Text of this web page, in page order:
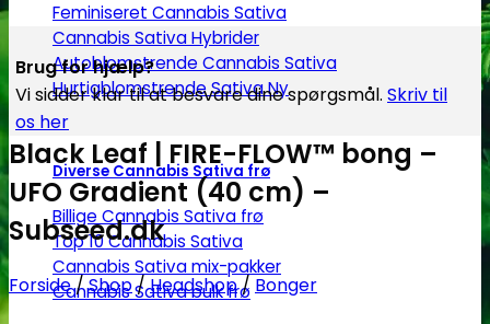
Feminiseret Cannabis Sativa
Cannabis Sativa Hybrider
Autoblomstrende Cannabis Sativa
Hurtigblomstrende Sativa
Diverse Cannabis Sativa frø
Billige Cannabis Sativa frø
Top 10 Cannabis Sativa
Cannabis Sativa mix-pakker
Cannabis Sativa bulk frø
Brug for hjælp?
Vi sidder klar til at besvare dine spørgsmål. Skriv til
os her
Black Leaf | FIRE-FLOW™ bong –
UFO Gradient (40 cm) –
Subseed.dk
Forside/Shop/Headshop/ Bonger